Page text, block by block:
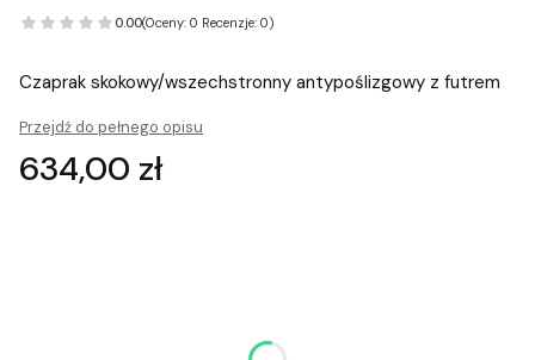
0.00(Oceny: 0 Recenzje: 0)
Czaprak skokowy/wszechstronny antypoślizgowy z futrem
Przejdź do pełnego opisu
Cena
634,00 zł